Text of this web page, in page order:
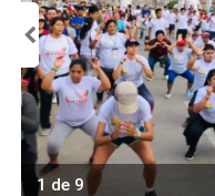
1 de 9